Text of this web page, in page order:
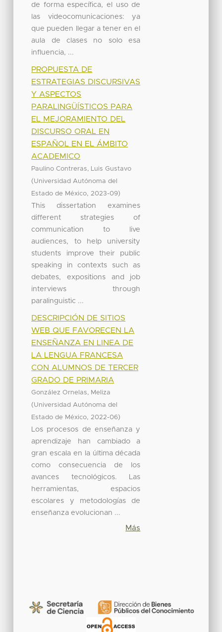
de forma específica, el uso de
las videocomunicaciones: ya
que pueden llegar a tener en el
aula de clases no solo esa
influencia, ...
PROPUESTA DE
ESTRATEGIAS DISCURSIVAS
Y ASPECTOS
PARALINGÜÍSTICOS PARA
EL MEJORAMIENTO DEL
DISCURSO ORAL EN
ESPAÑOL EN EL ÁMBITO
ACADEMICO
Paulino Contreras, Luis Gustavo
(Universidad Autónoma del
Estado de México, 2023-09)
This dissertation examines
different strategies of
communication to live
audiences, to help university
students improve their public
speaking in contexts such as
debates, expositions and job
interviews through
paralinguistic ...
DESCRIPCIÓN DE SITIOS
WEB QUE FAVORECEN LA
ENSEÑANZA EN LINEA DE
LA LENGUA FRANCESA
CON ALUMNOS DE TERCER
GRADO DE PRIMARIA
González Ornelas, Meliza
(Universidad Autónoma del
Estado de México, 2022-06)
Los procesos de enseñanza y
aprendizaje han cambiado a
gran escala en la última década
como consecuencia de los
avances tecnológicos. Las
herramientas, espacios
escolares y metodologías de
enseñanza evolucionan ...
Más